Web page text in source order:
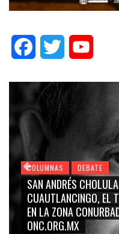
FacebookTwitter
COLUMNAS DEBATE
GRACE PALOMARES,
CARMEN SALINAS
BLANCO, SILVIA
RIDICULIZACIÓN DE